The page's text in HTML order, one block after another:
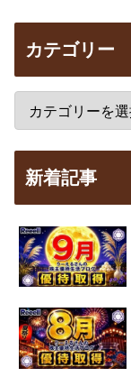
カテゴリー
新着記事